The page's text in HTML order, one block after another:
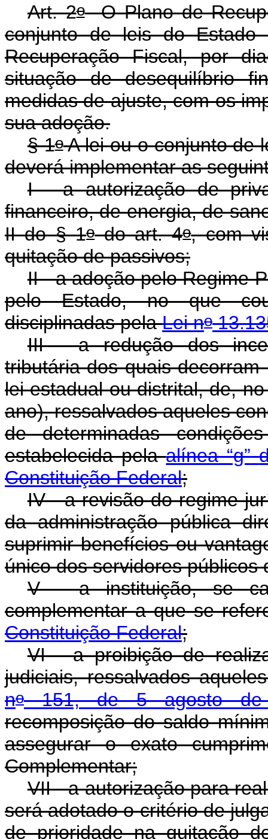
Art. 2oO Plano de
conjunto de leis do
Recuperação Fiscal, por
situação de desequilíbrio
medidas de ajuste, com os
sua adoção.
§ 1oA lei ou o conjunto de
deverá implementar as
I - a autorização de
financeiro, de energia, de
II do § 1odo art. 4o, com
quitação de passivos;
II - a adoção pelo Regime
pelo Estado, no que
disciplinadas pelaLei no
III - a redução dos
tributária dos quais
lei estadual ou distrital, de,
ano), ressalvados aqueles
de determinadas
estabelecida pelaalínea “g”
Constituição Federal;
IV - a revisão do regime
da administração pública
suprimir benefícios ou
único dos servidores públicos
V - a instituição, se
complementar a que se
Constituição Federal;
VI - a proibição de
judiciais, ressalvados
no151, de 5 agosto de
recomposição do saldo
assegurar o exato
Complementar;
VII - a autorização para
será adotado o critério de
de prioridade na quitação